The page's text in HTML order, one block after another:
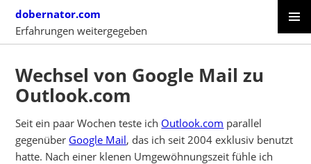
content
dobernator.com
Erfahrungen weitergegeben
CONTENT
Wechsel von Google Mail zu
Outlook.com
Seit ein paar Wochen teste ich Outlook.com parallel
gegenüber Google Mail, das ich seit 2004 exklusiv benutzt
hatte. Nach einer klenen Umgewöhnungszeit fühle ich